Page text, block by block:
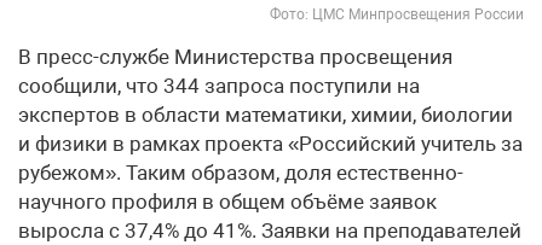
Фото: ЦМС Минпросвещения России
В пресс-службе Министерства просвещения
сообщили, что 344 запроса поступили на
экспертов в области математики, химии, биологии
и физики в рамках проекта «Российский учитель за
рубежом». Таким образом, доля естественно-
научного профиля в общем объёме заявок
выросла с 37,4% до 41%. Заявки на преподавателей